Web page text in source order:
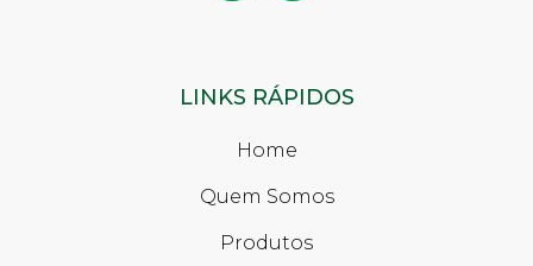
LINKS RÁPIDOS
Home
Quem Somos
Produtos